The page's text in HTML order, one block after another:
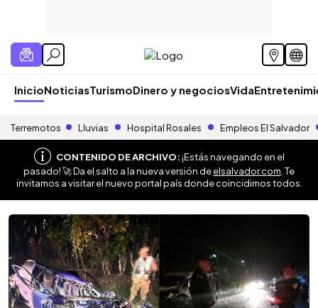
InicioNoticiasTurismoDinero y negociosVida
Terremotos Lluvias Hospital Rosales Empleos El Salvador
CONTENIDO DE ARCHIVO:¡Estás navegando en el
pasado! 🚀 Da el salto a la nueva versión deelsalvador.com . Te
invitamos a visitar el nuevo portal país donde coincidimos todos.